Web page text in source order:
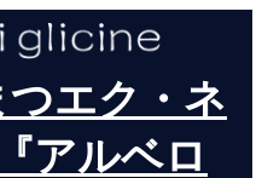
エク・ネ
アルベロ